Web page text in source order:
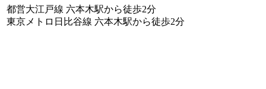
都営大江戸線 六本木駅から徒歩2分
東京メトロ日比谷線 六本木駅から徒歩2分